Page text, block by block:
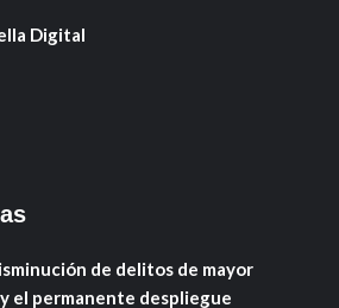
Digital
de delitos de mayor
el permanente despliegue